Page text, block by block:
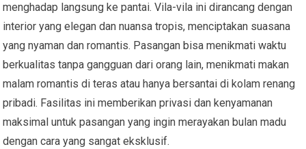
menghadap langsung ke pantai. Vila-vila ini dirancang dengan
interior yang elegan dan nuansa tropis, menciptakan suasana
yang nyaman dan romantis. Pasangan bisa menikmati waktu
berkualitas tanpa gangguan dari orang lain, menikmati makan
malam romantis di teras atau hanya bersantai di kolam renang
pribadi. Fasilitas ini memberikan privasi dan kenyamanan
maksimal untuk pasangan yang ingin merayakan bulan madu
dengan cara yang sangat eksklusif.